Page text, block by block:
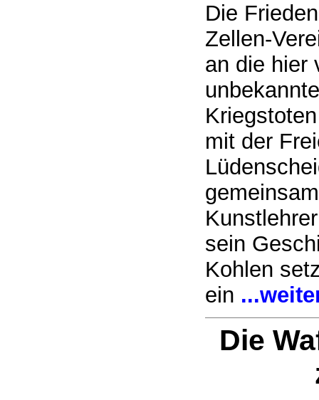
Die
Zellen-
an die hier
mit der
sein
Kohlen
ein
Die